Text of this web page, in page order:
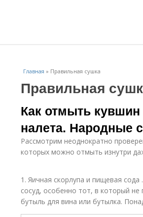
Главная » Правильная сушка
Правильная
Как отмыть кувшин
налета. Народные
Рассмотрим неоднократно
которых можно отмыть изнутри
1. Яичная скорлупа и пищевая
сосуд, особенно тот, в который не
бутыль для вина или бутылка.